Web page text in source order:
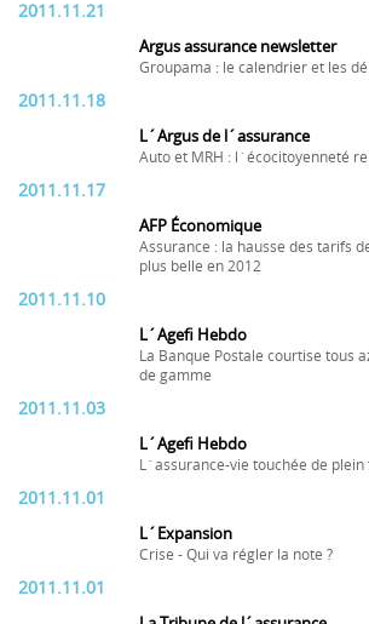
2011.11.21
Argus assurance newsletter
Groupama : le calendrier et les
2011.11.18
L´Argus de l´assurance
Auto et MRH : l´écocitoyenneté
2011.11.17
AFP Économique
Assurance : la hausse des tarifs
plus belle en 2012
2011.11.10
L´Agefi Hebdo
La Banque Postale courtise tous
de gamme
2011.11.03
L´Agefi Hebdo
L´assurance-vie touchée de
2011.11.01
L´Expansion
Crise - Qui va régler la note ?
2011.11.01